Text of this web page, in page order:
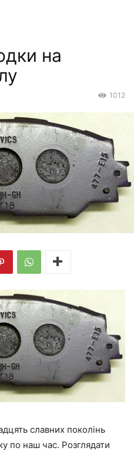
на
1012
славних поколінь
по наш час. Розглядати